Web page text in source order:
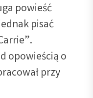
powieść
pisać
opowieścią o
przy